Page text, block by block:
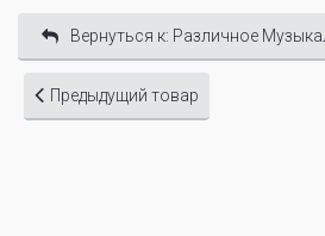
Вернуться к: Различное
Предыдущий товар